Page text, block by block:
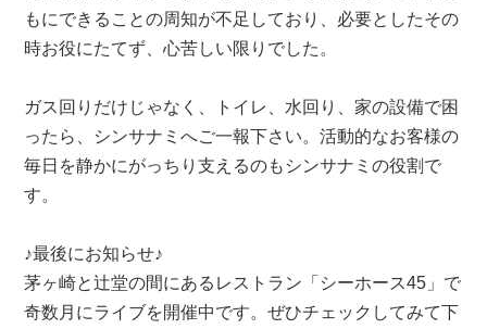
もにできることの周知が不足しており、必要としたその
時お役にたてず、心苦しい限りでした。
ガス回りだけじゃなく、トイレ、水回り、家の設備で困
ったら、シンサナミへご一報下さい。活動的なお客様の
毎日を静かにがっちり支えるのもシンサナミの役割で
す。
♪最後にお知らせ♪
茅ヶ崎と辻堂の間にあるレストラン「シーホース45」で
奇数月にライブを開催中です。ぜひチェックしてみて下